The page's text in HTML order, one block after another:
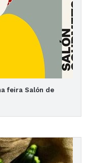
feira Salón de